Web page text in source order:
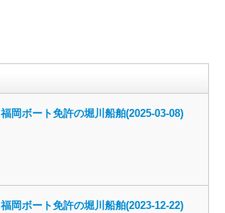
福岡ボート免許の堀川船舶(2025-03-08)
福岡ボート免許の堀川船舶(2023-12-22)